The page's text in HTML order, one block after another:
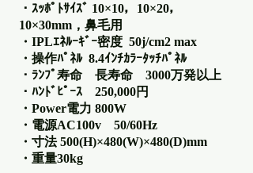
・ｽｯﾎﾟﾄｻｲｽﾞ 10×10，10×20，
10×30mm， 鼻毛用
・IPLｴﾈﾙｰｷﾞｰ密度 50j/cm2 max
・操作ﾊﾟﾈﾙ 8.4ｲﾝﾁｶﾗｰﾀｯﾁﾊﾟﾈﾙ
・ﾗﾝﾌﾟ寿命 長寿命 3000万発以上
・ﾊﾝﾄﾞﾋﾟｰｽ 250,000円
・Power電力 800W
・電源AC100v 50/60Hz
・寸法 500(H)×480(W)×480(D)mm
・重量30kg